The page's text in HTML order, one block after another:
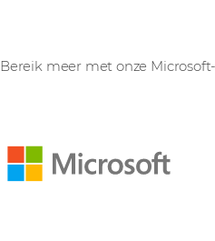
Bereik meer met onze